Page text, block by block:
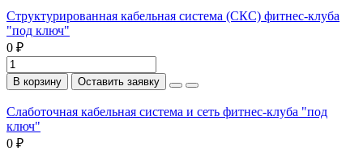
Структурированная кабельная система (СКС) фитнес-клуба
"под ключ"
0 ₽
В корзину Оставить заявку
Слаботочная кабельная система и сеть фитнес-клуба "под
ключ"
0 ₽